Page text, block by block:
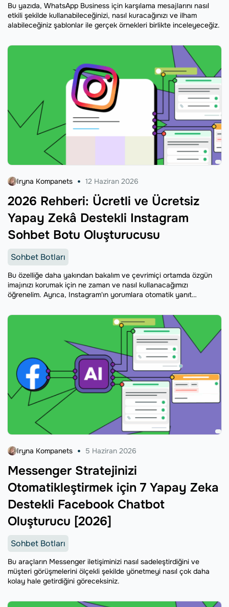
Bu yazıda, WhatsApp Business için karşılama mesajlarını nasıl
etkili şekilde kullanabileceğinizi, nasıl kuracağınızı ve ilham
alabileceğiniz şablonlar ile gerçek örnekleri birlikte inceleyeceğiz.
2026 Rehberi: Ücretli ve Ücretsiz
Yapay Zekâ Destekli Instagram
Sohbet Botu Oluşturucusu
Iryna Kompanets 12 Haziran 2026
Sohbet Botları
Bu özelliğe daha yakından bakalım ve çevrimiçi ortamda özgün
imajınızı korumak için ne zaman ve nasıl kullanacağımızı
öğrenelim. Ayrıca, Instagram'ın yorumlara otomatik yanıt
göstereceğiz.
Messenger Stratejinizi
Otomatikleştirmek için 7 Yapay Zeka
Destekli Facebook Chatbot
Oluşturucu [2026]
Iryna Kompanets 5 Haziran 2026
Sohbet Botları
Bu araçların Messenger iletişiminizi nasıl sadeleştirdiğini ve
müşteri görüşmelerini ölçekli şekilde yönetmeyi nasıl çok daha
kolay hale getirdiğini göreceksiniz.